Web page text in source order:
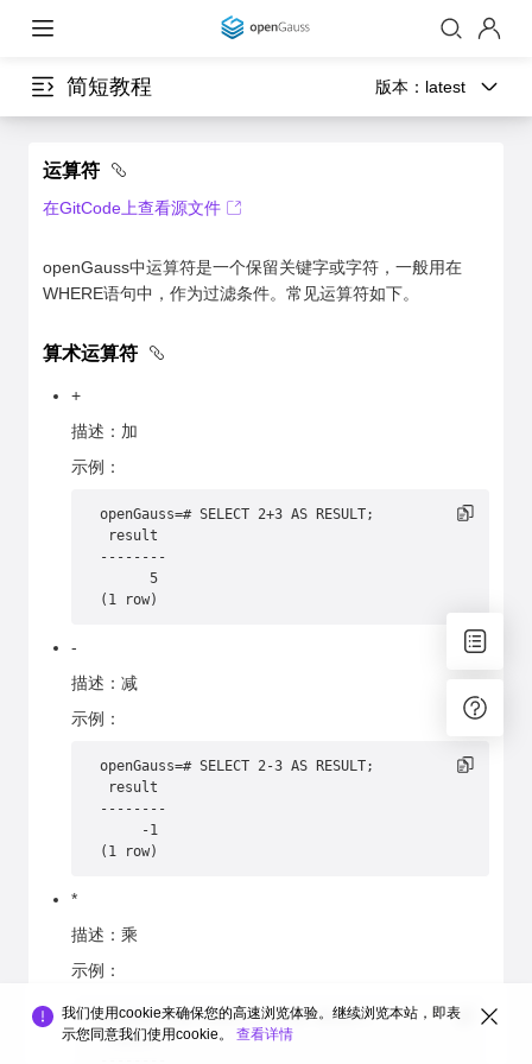
简短教程 版本： latest
运算符
在GitCode上查看源文件
openGauss中运算符是一个保留关键字或字符，一般用在
WHERE语句中，作为过滤条件。常见运算符如下。
算术运算符
+
描述：加
示例：
openGauss=# SELECT 2+3 AS RESULT;
result
--------
      5
(1 row)
-
描述：减
示例：
openGauss=# SELECT 2-3 AS RESULT;
result
--------
     -1
(1 row)
*
描述：乘
示例：
openGauss=# SELECT 2*3 AS RESULT;
result
我们使用cookie来确保您的高速浏览体验。继续浏览本站，即表
示您同意我们使用cookie。 查看详情